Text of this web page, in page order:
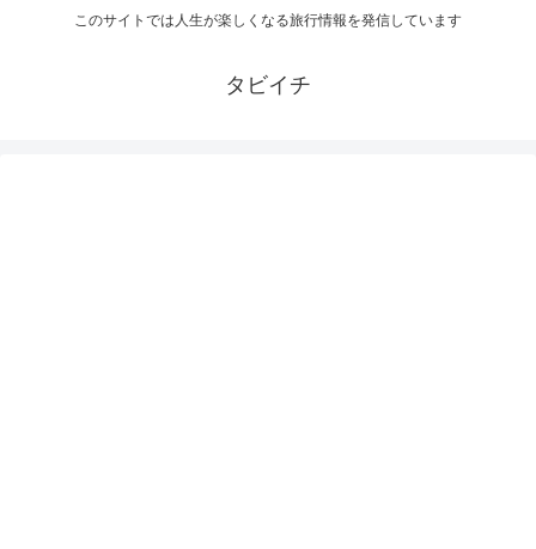
このサイトでは人生が楽しくなる旅行情報を発信しています
タビイチ